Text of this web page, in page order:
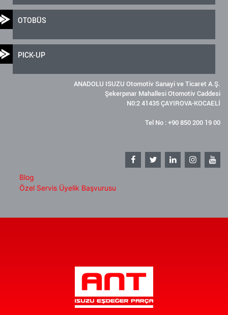
OTOBÜS
PICK-UP
ANADOLU ISUZU Otomotiv Sanayi ve Ticaret A.Ş.
Şekerpınar Mahallesi Otomotiv Caddesi
N0:2 41435 ÇAYIROVA-KOCAELİ
Tel No : +90 850 200 19 00
Blog
Özel Servis Üyelik Başvurusu